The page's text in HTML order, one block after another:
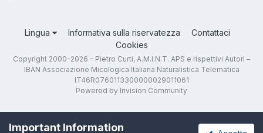
Lingua Informativa sulla riservatezza
Contattaci
Cookies
Copyright 2000-2026 – Pietro Curti, A.M.I.N.T. APS e rispettivi Autori –
IBAN Associazione Micologica Italiana Naturalistica Telematica
IT46R0760113300000029011061
Powered by Invision Community
Important Information